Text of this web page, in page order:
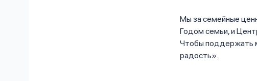
Мы за семейные
Годом семьи, и
Чтобы поддержать
радость».